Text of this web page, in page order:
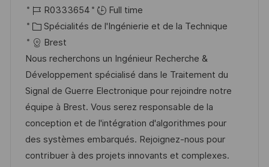
e
o
c
a
l
i
s
a
t
i
o
a
t
d
’
a
f
f
c
R
é
f
é
r
e
n
c
e
d
R0333654
Full time
C
a
t
é
g
o
r
i
e
Spécialités de l'Ingénierie et de la Technique
Brest
Nous recherchons un Ingénieur Recherche &
Développement spécialisé dans le Traitement du
Signal de Guerre Electronique pour rejoindre notre
équipe à Brest. Vous serez responsable de la
conception et de l'intégration d'algorithmes pour
des systèmes embarqués. Rejoignez-nous pour
contribuer à des projets innovants et complexes.